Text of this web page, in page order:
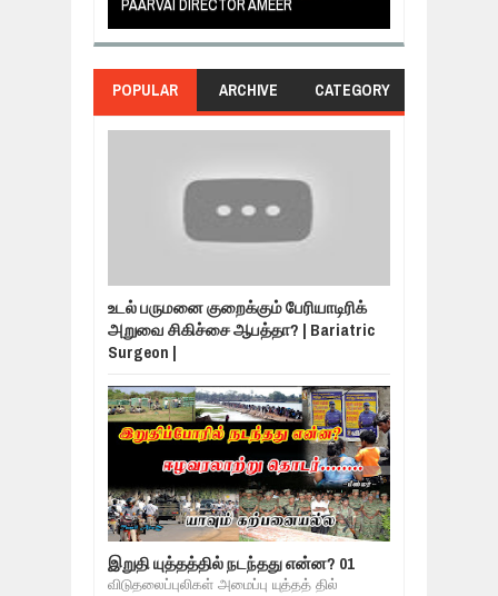
PAARVAI DIRECTOR AMEER
POPULAR ARCHIVE CATEGORY
உடல் பருமனை குறைக்கும் பேரியாடிரிக்
அறுவை சிகிச்சை ஆபத்தா? | Bariatric
Surgeon |
இறுதி யுத்தத்தில் நடந்தது என்ன? 01
விடுதலைப்புலிகள் அமைப்பு யுத்தத் தில்